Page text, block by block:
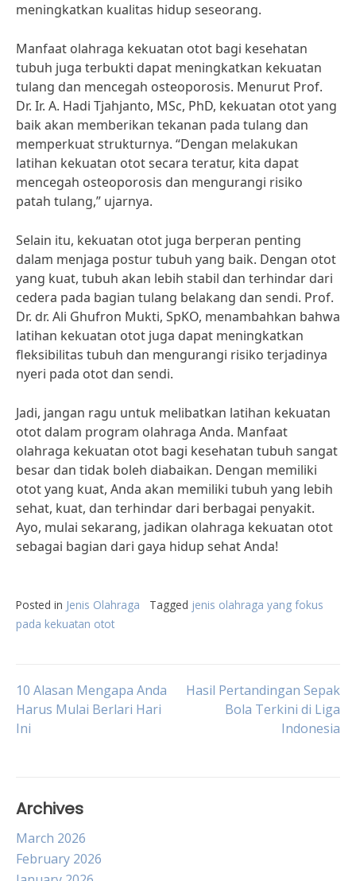
meningkatkan kualitas hidup seseorang.
Manfaat olahraga kekuatan otot bagi kesehatan
tubuh juga terbukti dapat meningkatkan kekuatan
tulang dan mencegah osteoporosis. Menurut Prof.
Dr. Ir. A. Hadi Tjahjanto, MSc, PhD, kekuatan otot yang
baik akan memberikan tekanan pada tulang dan
memperkuat strukturnya. “Dengan melakukan
latihan kekuatan otot secara teratur, kita dapat
mencegah osteoporosis dan mengurangi risiko
patah tulang,” ujarnya.
Selain itu, kekuatan otot juga berperan penting
dalam menjaga postur tubuh yang baik. Dengan otot
yang kuat, tubuh akan lebih stabil dan terhindar dari
cedera pada bagian tulang belakang dan sendi. Prof.
Dr. dr. Ali Ghufron Mukti, SpKO, menambahkan bahwa
latihan kekuatan otot juga dapat meningkatkan
fleksibilitas tubuh dan mengurangi risiko terjadinya
nyeri pada otot dan sendi.
Jadi, jangan ragu untuk melibatkan latihan kekuatan
otot dalam program olahraga Anda. Manfaat
olahraga kekuatan otot bagi kesehatan tubuh sangat
besar dan tidak boleh diabaikan. Dengan memiliki
otot yang kuat, Anda akan memiliki tubuh yang lebih
sehat, kuat, dan terhindar dari berbagai penyakit.
Ayo, mulai sekarang, jadikan olahraga kekuatan otot
sebagai bagian dari gaya hidup sehat Anda!
Posted in Jenis Olahraga Tagged jenis olahraga yang fokus
pada kekuatan otot
Post
navigation
10 Alasan Mengapa Anda
Harus Mulai Berlari Hari
Ini
Hasil Pertandingan Sepak
Bola Terkini di Liga
Indonesia
Archives
March 2026
February 2026